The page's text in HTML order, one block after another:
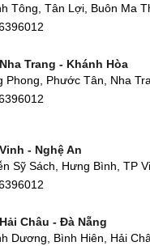
An - Bình Dương
11 - TP. HCM
4 - TP. HCM
Phường 3, Quận 4,TP.
7 - TP. HCM
Tông, Tân Lợi, Buôn Ma
Trang - Khánh Hòa
Phong, Phước Tân, Nha
- Nghệ An
Sỹ Sách, Hưng Bình, TP
Châu - Đà Nẵng
Dương, Bình Hiên, Hải